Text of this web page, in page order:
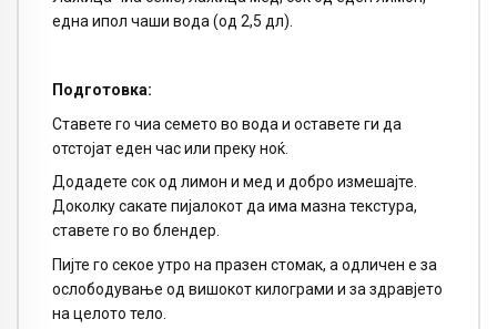
една ипол чаши вода (од 2,5 дл).
Подготовка:
Ставете го чиа семето во вода и оставете ги да
отстојат еден час или преку ноќ.
Додадете сок од лимон и мед и добро измешајте.
Доколку сакате пијалокот да има мазна текстура,
ставете го во блендер.
Пијте го секое утро на празен стомак, а одличен е за
ослободување од вишокот килограми и за здравјето
на целото тело.